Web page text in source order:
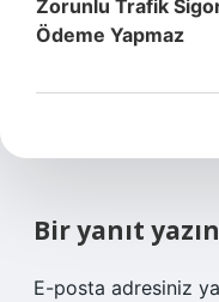
Zorunlu Trafik
Ödeme Yapmaz
Bir yanıt yazın
E-posta adresiniz